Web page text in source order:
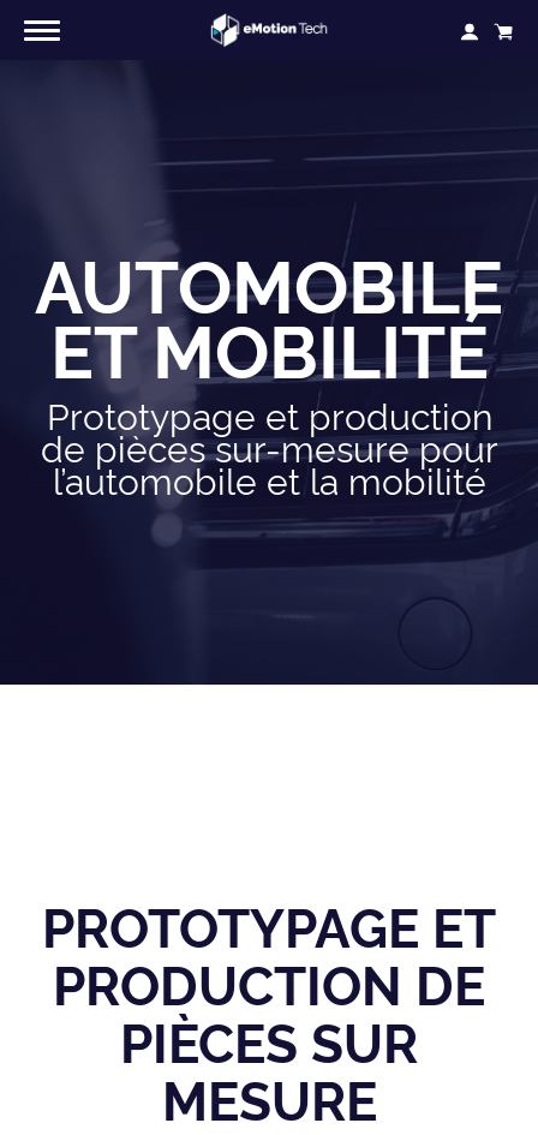
AUTOMOBILE
ET MOBILITÉ
Prototypage et production
de pièces sur-mesure pour
l’automobile et la mobilité
PROTOTYPAGE ET
PRODUCTION DE
PIÈCES SUR
MESURE